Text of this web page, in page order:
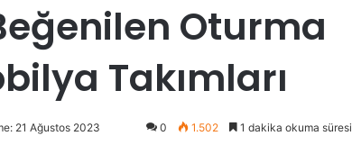
Oturma
Takımları
21 Ağustos 2023 0 1.502 1 dakika okuma süresi